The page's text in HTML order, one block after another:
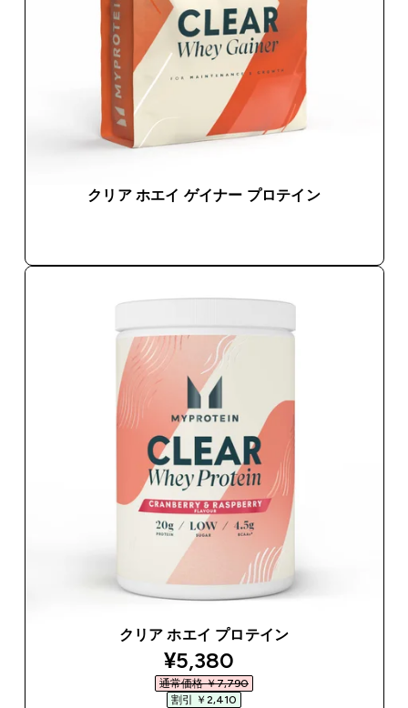
クリア ホエイ ゲイナー プロテイン
クリア ホエイ プロテイン
discounted price
¥5,380‎
通常価格 ￥7,790‎
割引 ￥2,410‎